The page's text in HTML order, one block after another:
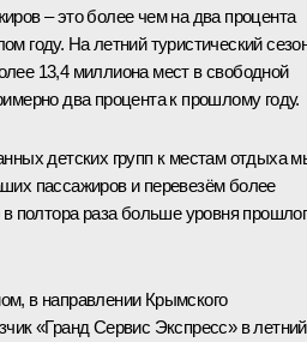
– это более чем на два процента
году. На летний туристический
13,4 миллиона мест в свободной
два процента к прошлому году.
детских групп к местам отдыха
пассажиров и перевезём более
полтора раза больше уровня
в направлении Крымского
«Гранд Сервис Экспресс» в летний